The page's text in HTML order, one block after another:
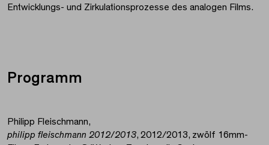
Entwicklungs- und Zirkulationsprozesse des analogen Films.
Programm
Philipp Fleischmann,
philipp fleischmann 2012/2013, 2012/2013, zwölf 16mm-